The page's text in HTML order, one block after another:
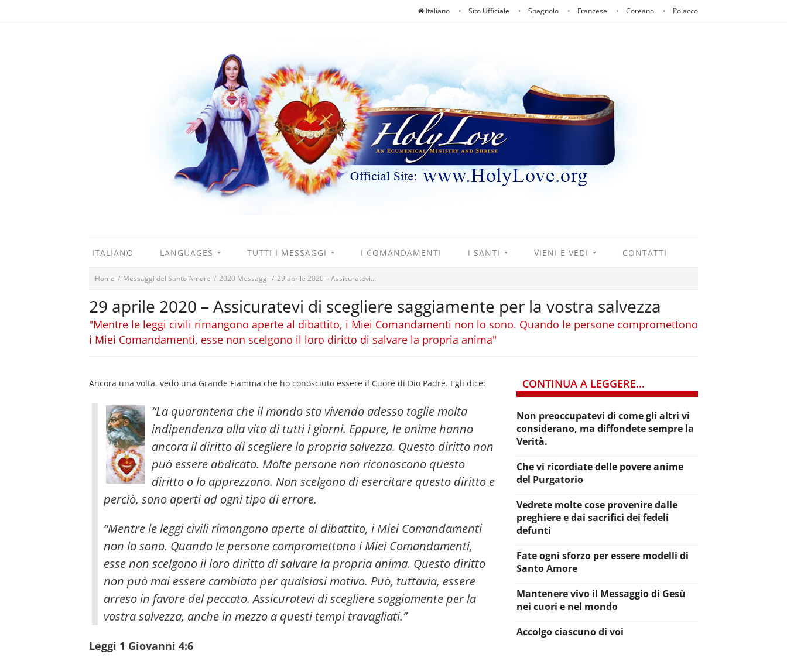
Italiano Sito Ufficiale Spagnolo Francese Coreano Polacco
ITALIANO LANGUAGES TUTTI I MESSAGGI I COMANDAMENTI I SANTI VIENI E VEDI CONTATTI
Home / Messaggi del Santo Amore / 2020 Messaggi / 29 aprile 2020 – Assicuratevi...
29 aprile 2020 – Assicuratevi di scegliere saggiamente per la vostra salvezza
"Mentre le leggi civili rimangono aperte al dibattito, i Miei Comandamenti non lo sono. Quando le persone compromettono
i Miei Comandamenti, esse non scelgono il loro diritto di salvare la propria anima"
Ancora una volta, vedo una Grande Fiamma che ho conosciuto essere il Cuore di Dio Padre. Egli dice:
“La quarantena che il mondo sta vivendo adesso toglie molta
indipendenza alla vita di tutti i giorni. Eppure, le anime hanno
ancora il diritto di scegliere la propria salvezza. Questo diritto non
può essere abdicato. Molte persone non riconoscono questo
diritto o lo apprezzano. Non scelgono di esercitare questo diritto e
perciò, sono aperti ad ogni tipo di errore.
“Mentre le leggi civili rimangono aperte al dibattito, i Miei Comandamenti
non lo sono. Quando le persone compromettono i Miei Comandamenti,
esse non scelgono il loro diritto di salvare la propria anima. Questo diritto
non può mai essere cambiato per qualsiasi motivo. Può, tuttavia, essere
arreso in favore del peccato. Assicuratevi di scegliere saggiamente per la
vostra salvezza, anche in mezzo a questi tempi travagliati.”
Leggi 1 Giovanni 4:6
CONTINUA A LEGGERE...
Non preoccupatevi di come gli altri vi
considerano, ma diffondete sempre la
Verità.
Che vi ricordiate delle povere anime
del Purgatorio
Vedrete molte cose provenire dalle
preghiere e dai sacrifici dei fedeli
defunti
Fate ogni sforzo per essere modelli di
Santo Amore
Mantenere vivo il Messaggio di Gesù
nei cuori e nel mondo
Accolgo ciascuno di voi